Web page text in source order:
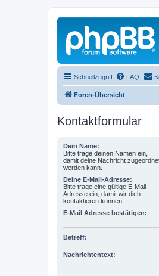
Schnellzugriff FAQ
Foren-Übersicht
Kontaktformular
Dein Name:
Bitte trage deinen Namen ein,
damit deine Nachricht
werden kann.
Deine E-Mail-Adresse:
Bitte trage eine gültige E-Mail-
Adresse ein, damit wir dich
kontaktieren können.
E-Mail Adresse bestätigen:
Betreff:
Nachrichtentext: